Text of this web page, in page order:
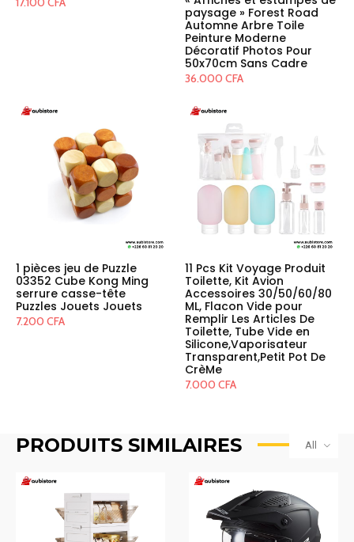
paysage » Forest Road
Automne Arbre Toile
Peinture Moderne
Décoratif Photos Pour
50x70cm Sans Cadre
36.000 CFA
1 pièces jeu de Puzzle
03352 Cube Kong Ming
serrure casse-tête
Puzzles Jouets Jouets
7.200 CFA
11 Pcs Kit Voyage Produit
Toilette, Kit Avion
Accessoires 30/50/60/80
ML, Flacon Vide pour
Remplir Les Articles De
Toilette, Tube Vide en
Silicone,Vaporisateur
Transparent,Petit Pot De
CrèMe
7.000 CFA
PRODUITS SIMILAIRES All